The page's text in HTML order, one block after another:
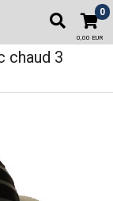
0
0,00 EUR
chaud 3